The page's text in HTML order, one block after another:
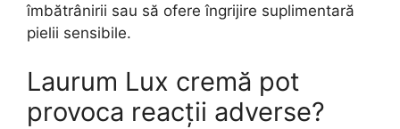
îmbătrânirii sau să ofere îngrijire suplimentară
pielii sensibile.
Laurum Lux cremă pot
provoca reacții adverse?